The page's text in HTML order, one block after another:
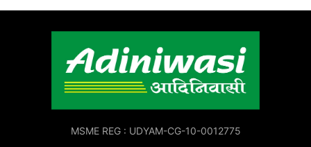
MSME REG : UDYAM-CG-10-0012775